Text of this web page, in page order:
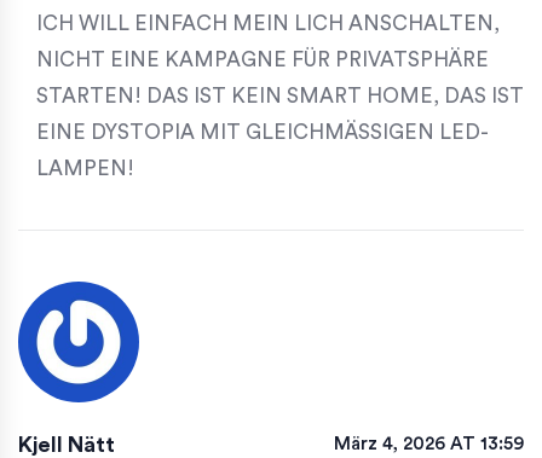
ICH WILL EINFACH MEIN LICH ANSCHALTEN,
NICHT EINE KAMPAGNE FÜR PRIVATSPHÄRE
STARTEN! DAS IST KEIN SMART HOME, DAS IST
EINE DYSTOPIA MIT GLEICHMÄSSIGEN LED-
LAMPEN!
Kjell Nätt März 4, 2026 AT 13:59